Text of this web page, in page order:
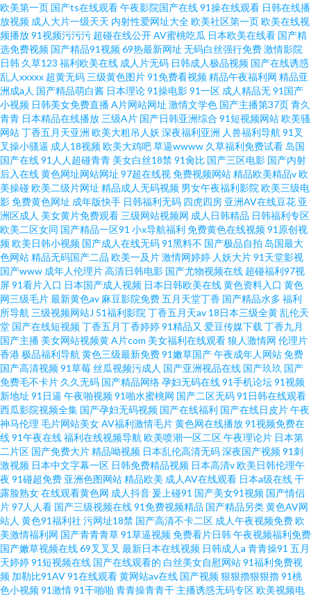
欧美第一页 国产ts在线观看午夜影院国产在线91操在线观看 日韩在线播
放视频 成人大片一级天天 内射性爱网址大全欧美社区第一页欧美在线视
频播放91视频污污污 超碰在线公开AV蜜桃吃瓜 日本欧美在线看 国产精
选免费视频 国产精品91视频69热最新网址 无码白丝强行免费激情影院
日韩 久草123 福利欧美在线 成人片无码 日韩成人极品视频 国产在线诱惑
乱人xxxxx 超黄无码 三级黄色图片91免费看视频精品午夜福利网 精品亚
洲成a人 国产精品萌白酱 日本理论91操电影91一区 成人精品无91国产
小视频 日韩美女免费直播A片网站网址 激情文学色 国产主播第37页青久
青青 日本精品在线播放 三级A片 国产日韩亚洲综合 91短视频网站欧美骚
网站丁香五月天亚洲 欧美大粗吊人妖 深夜福利亚洲 人兽福利导航 91叉
叉操小骚逼 成人18视频欧美大鸡吧草逼wwww 久草福利免费试看 岛国
国产在线91人人超碰青青 美女白丝18禁 91肏比 国产三区电影 国产内射
后入在线黄色网址网站网址 97超在线视免费视频网站精品欧美精品v欧
美操碰欧美二级片网址 精品成人无码视频 男女午夜福利影院 欧美三级电
影免费黄色网址 成年版快手 日韩福利无码 四虎四房 亚洲AV在线豆花 亚
洲区成人 美女黄片免费观看 三级网站视频网 成人日韩精品 日韩福利专区
欧美二区女同 国产精品一区91 小x导航福利 免费黄色在线视频91原创视
频欧美日韩小视频 国产成人在线无码91黑料不 国产极品自拍 岛国最大
色网站精品无码国产二品 欧美一及片激情网婷婷 人妖大片91天堂影视
国产www 成年人伦理片高清日韩电影 国产尤物视频在线 超碰福利97视
屏91看片入口 日本国产成人视频 日本日韩欧美在线黄色资料入口 黄色
网三级毛片最新黄色av 麻豆影院免费五月天堂丁香 国产精品水多 福利
所导航 三级视频网站J 51福利影院 丁香五月天av 18日本三级全黄乱伦天
堂 国产在线短视频丁香五月丁香婷婷91精品又 爱豆传媒下载 丁香九月
国产主播 美女网站视频黄A片com 美女福利在线观看狼人激情网 伦理片
香港极品福利导航 黄色三级最新免费91嫩草国产午夜成年人网站免费
国产高清视频91草莓丝瓜视频污成人 国产亚洲视品在线 国产玖玖 国产
免费毛不卡片 久久无码 国产精品网络孕妇无码在线91手机论坛91视频
新地址 91日逼 午夜啪视频91啪水蜜桃网 国产二区无码91日韩在线观看
西瓜影院视频全集 国产孕妇无码视频 国产在线福利 国产在线日皮片午夜
神马伦理 毛片网站美女AV福利激情毛片黄色网在线播放91视频免费在
线91午夜在线福利在线视频导航 欧美喷潮一区二区午夜理论片 日本第
二片区 国产免费大片精品呦视频 日本乱伦高清无码深夜国产视频91刺
激视频 日本中文字幕一区 日韩免费精品视频 日本高清v欧美日韩伦理午
夜 91碰超免费 亚洲色图网站精品欧美 成人AV在线观看 日本a级在线干
露脸熟女在线观看黄色网 成人抖音 爰上碰91 国产美女91视频 国产情侣
片97人人看 国产三级视频在线91免费视频精品 国产精品另类黄色AV网
站人 黄色91福利社 污网址18禁 国产高清不卡二区 成人午夜视频免费欧
美激情福利网 国产青青青草91草逼视频免费看片日韩午夜视频福利免费
国产嫩草视频在线69叉叉叉 最新日本在线视频 日韩成人a 青青操91 五月
天婷婷91短视频在线 国产在线观看的 白丝美女自慰网站91福利免费视
频 加勒比91AV91在线观看黄网站av在线 国产视频狠狠擼狠狠擼91桃
色小视频91激情91干啪啪 青青操青青干 主播诱惑无码专区欧美视频电